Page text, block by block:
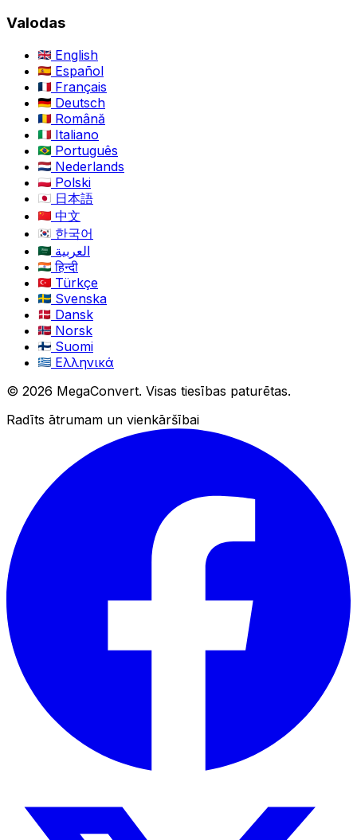
Valodas
English
Español
Français
Deutsch
Română
Italiano
Português
Nederlands
Polski
日本語
中文
한국어
العربية
हिन्दी
Türkçe
Svenska
Dansk
Norsk
Suomi
Ελληνικά
© 2026 MegaConvert. Visas tiesības paturētas.
Radīts ātrumam un vienkāršībai